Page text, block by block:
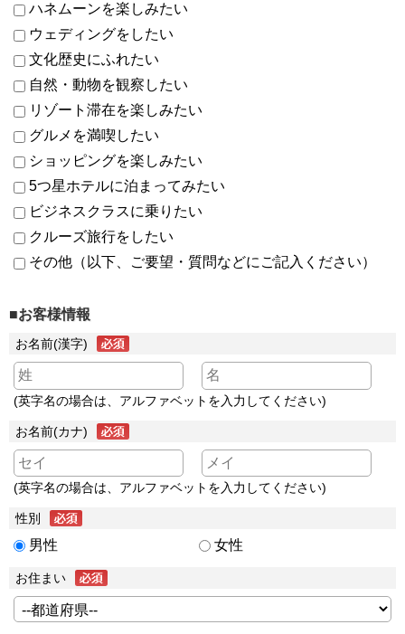
ハネムーンを楽しみたい
ウェディングをしたい
文化歴史にふれたい
自然・動物を観察したい
リゾート滞在を楽しみたい
グルメを満喫したい
ショッピングを楽しみたい
5つ星ホテルに泊まってみたい
ビジネスクラスに乗りたい
クルーズ旅行をしたい
その他（以下、ご要望・質問などにご記入ください）
■お客様情報
お名前(漢字)
(英字名の場合は、アルファベットを入力してください)
お名前(カナ)
(英字名の場合は、アルファベットを入力してください)
性別
男性 女性
お住まい